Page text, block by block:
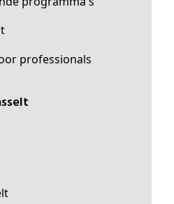
professionals